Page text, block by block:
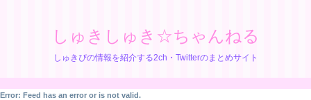
しゅきしゅき☆ちゃんねる
しゅきぴの情報を紹介する2ch・Twitterのまとめサイト
Error: Feed has an error or is not valid.